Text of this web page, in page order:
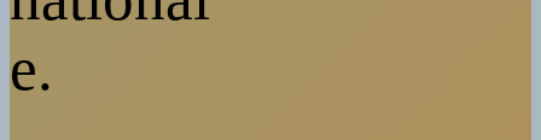
e.